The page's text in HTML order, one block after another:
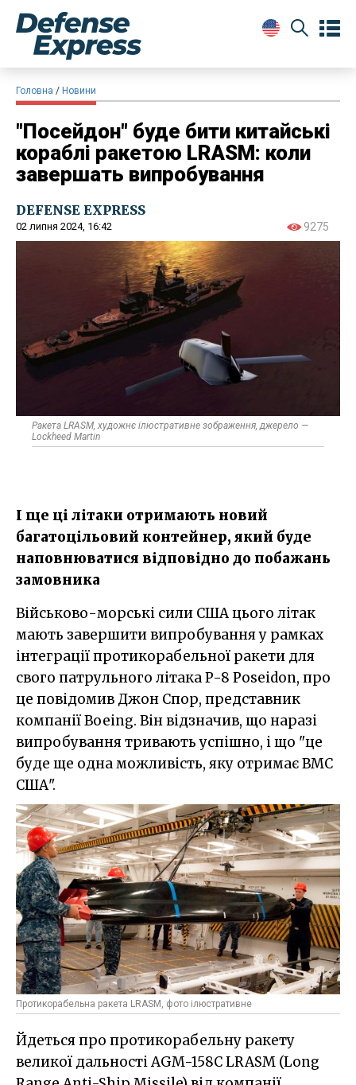
Головна Новини
"Посейдон" буде бити китайські
кораблі ракетою LRASM: коли
завершать випробування
DEFENSE EXPRESS
02 липня 2024, 16:42 9275
Ракета LRASM, художнє ілюстративне зображення, джерело —
Lockheed Martin
І ще ці літаки отримають новий
багатоцільовий контейнер, який буде
наповнюватися відповідно до побажань
замовника
Військово-морські сили США цього літак
мають завершити випробування у рамках
інтеграції протикорабельної ракети для
свого патрульного літака P-8 Poseidon, про
це повідомив Джон Спор, представник
компанії Boeing. Він відзначив, що наразі
випробування тривають успішно, і що "це
буде ще одна можливість, яку отримає ВМС
США".
Протикорабельна ракета LRASM, фото ілюстративне
Йдеться про протикорабельну ракету
великої дальності AGM-158C LRASM (Long